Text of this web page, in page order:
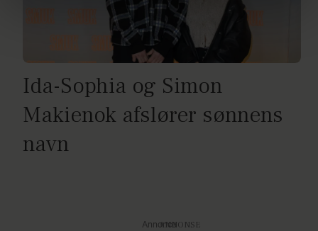
dine personoplysninger i forbindelse hermed i både
privatlivspolitik og cookiepolitik
Ida-Sophia og Simon
Makienok afslører sønnens
navn
Annonce